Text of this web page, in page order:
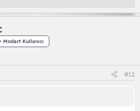
Modart Kullanıcı
#12